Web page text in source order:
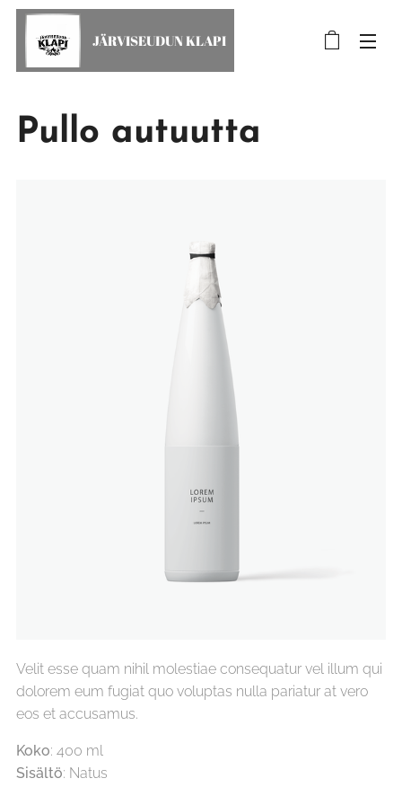
JÄRVISEUDUN KLAPI
Pullo autuutta
Velit esse quam nihil molestiae consequatur vel illum qui
dolorem eum fugiat quo voluptas nulla pariatur at vero
eos et accusamus.
Koko: 400 ml
Sisältö: Natus